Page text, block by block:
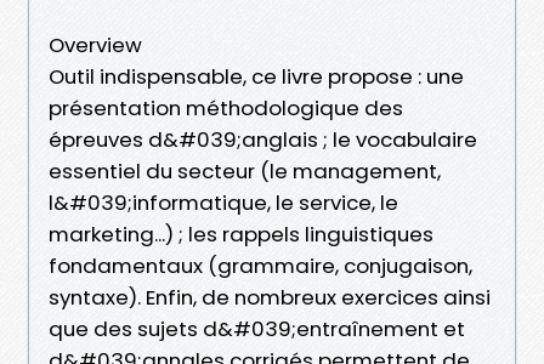
Overview
Outil indispensable, ce livre propose : une
présentation méthodologique des
épreuves d&#039;anglais ; le vocabulaire
essentiel du secteur (le management,
l&#039;informatique, le service, le
marketing...) ; les rappels linguistiques
fondamentaux (grammaire, conjugaison,
syntaxe). Enfin, de nombreux exercices ainsi
que des sujets d&#039;entraînement et